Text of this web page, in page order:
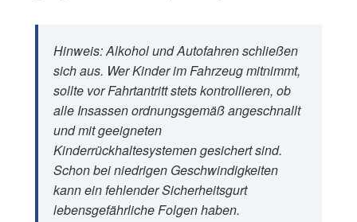
Hinweis: Alkohol und Autofahren schließen
sich aus. Wer Kinder im Fahrzeug mitnimmt,
sollte vor Fahrtantritt stets kontrollieren, ob
alle Insassen ordnungsgemäß angeschnallt
und mit geeigneten
Kinderrückhaltesystemen gesichert sind.
Schon bei niedrigen Geschwindigkeiten
kann ein fehlender Sicherheitsgurt
lebensgefährliche Folgen haben.